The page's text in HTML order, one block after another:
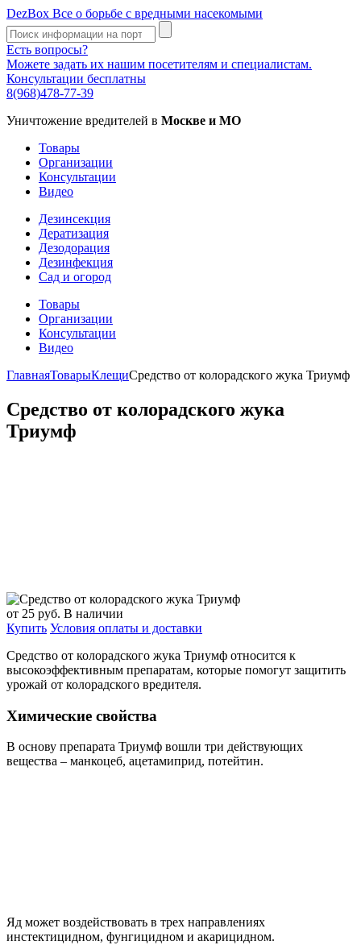
DezBox Все о борьбе с вредными насекомыми
Есть вопросы?
Можете задать их нашим посетителям и специалистам.
Консультации бесплатны
8(968)478-77-39
Уничтожение вредителей в Москве и МО
Товары
Организации
Консультации
Видео
Дезинсекция
Дератизация
Дезодорация
Дезинфекция
Сад и огород
Товары
Организации
Консультации
Видео
ГлавнаяТоварыКлещиСредство от колорадского жука Триумф
Средство от колорадского жука
Триумф
от 25 руб. В наличии
Купить Условия оплаты и доставки
Средство от колорадского жука Триумф относится к
высокоэффективным препаратам, которые помогут защитить
урожай от колорадского вредителя.
Химические свойства
В основу препарата Триумф вошли три действующих
вещества – манкоцеб, ацетамиприд, потейтин.
Яд может воздействовать в трех направлениях
инстектицидном, фунгицидном и акарицидном.